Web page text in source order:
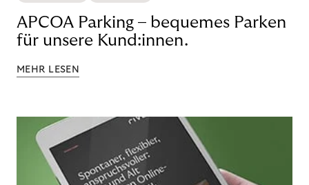
APCOA Parking – bequemes Parken
für unsere Kund:innen.
MEHR LESEN